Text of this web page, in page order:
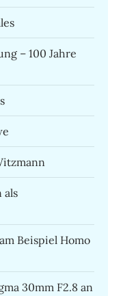
– 100 Jahre
als
Beispiel Homo
30mm F2.8 an